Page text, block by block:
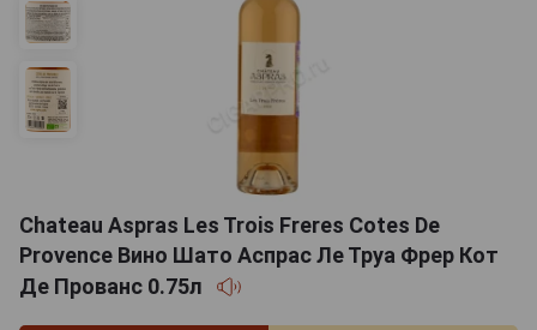
Chateau Aspras Les Trois Freres Cotes De
Provence Вино Шато Аспрас Ле Труа Фрер Кот
Де Прованс 0.75л